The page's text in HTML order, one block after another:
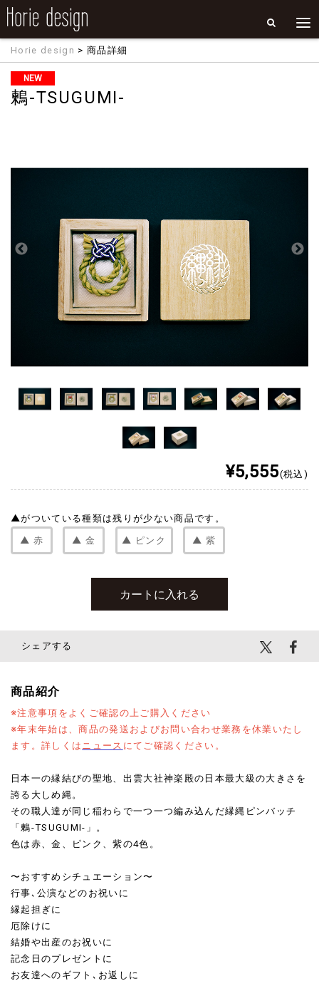
Horie design > 商品詳細
NEW
鶫-TSUGUMI-
¥5,555(税込)
▲がついている種類は残りが少ない商品です。
▲ 赤 ▲ 金 ▲ ピンク ▲ 紫
シェアする
商品紹介
※注意事項をよくご確認の上ご購入ください
※年末年始は、商品の発送およびお問い合わせ業務を休業いたし
ます。詳しくは ニュース にてご確認ください。
日本一の縁結びの聖地、出雲大社神楽殿の日本最大級の大きさを
誇る大しめ縄。
その職人達が同じ稲わらで一つ一つ編み込んだ縁縄ピンバッチ
「鶫-TSUGUMI-」。
色は赤、金、ピンク、紫の4色。
〜おすすめシチュエーション〜
行事､公演などのお祝いに
縁起担ぎに
厄除けに
結婚や出産のお祝いに
記念日のプレゼントに
お友達へのギフト､お返しに